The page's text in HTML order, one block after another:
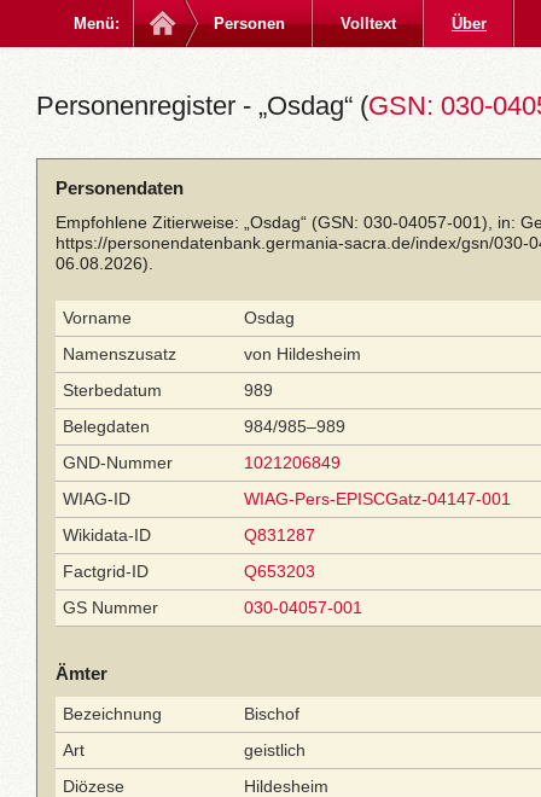
Menü: Personen Volltext Über
Personenregister - „Osdag“ (GSN: 030-
Personendaten
Empfohlene Zitierweise: „Osdag“ (GSN: 030-04057-001), in:
https://personendatenbank.germania-sacra.de/index/gsn/030-
06.08.2026).
Vorname
Osdag
Namenszusatz
von Hildesheim
Sterbedatum
989
Belegdaten
984/985–989
GND-Nummer
1021206849
WIAG-ID
WIAG-Pers-EPISCGatz-04147-001
Wikidata-ID
Q831287
Factgrid-ID
Q653203
GS Nummer
030-04057-001
Ämter
Bezeichnung
Bischof
Art
geistlich
Diözese
Hildesheim